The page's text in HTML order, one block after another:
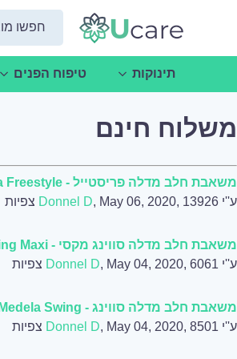
תינוקות טיפוח הפנים
משלוח חינם
משאבת חלב מדלה פריסטייל - Medela Freestyle
ע''י
Donnel D, May 06, 2020, 13926 צפיות
משאבת חלב מדלה סווינג מקסי - Medela Swing Maxi
ע''י
Donnel D, May 04, 2020, 6061 צפיות
משאבת חלב מדלה סווינג - Medela Swing
ע''י
Donnel D, May 04, 2020, 8501 צפיות